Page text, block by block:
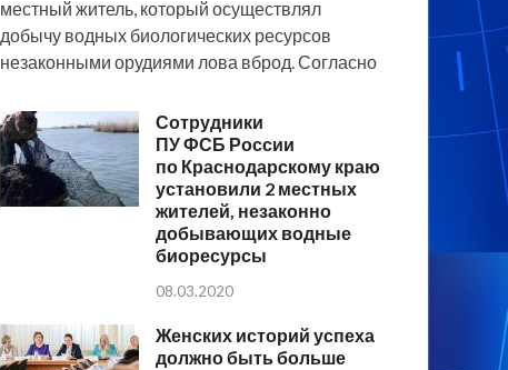
местный житель, который осуществлял
добычу водных биологических ресурсов
незаконными орудиями лова вброд. Согласно
Сотрудники
ПУ ФСБ России
по Краснодарскому краю
установили 2 местных
жителей, незаконно
добывающих водные
биоресурсы
08.03.2020
Женских историй успеха
должно быть больше